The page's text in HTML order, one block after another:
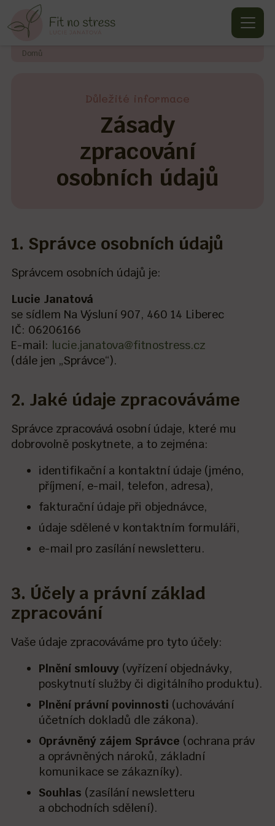
Domů
Důležité informace
Zásady
zpracování
osobních údajů
1. Správce osobních údajů
Správcem osobních údajů je:
Lucie Janatová
se sídlem Na Výsluní 907, 460 14 Liberec
IČ: 06206166
E-mail: lucie.janatova@fitnostress.cz
(dále jen „Správce“).
2. Jaké údaje zpracováváme
Správce zpracovává osobní údaje, které mu
dobrovolně poskytnete, a to zejména:
identifikační a kontaktní údaje (jméno,
příjmení, e-mail, telefon, adresa),
fakturační údaje při objednávce,
údaje sdělené v kontaktním formuláři,
e-mail pro zasílání newsletteru.
3. Účely a právní základ
zpracování
Vaše údaje zpracováváme pro tyto účely:
Plnění smlouvy (vyřízení objednávky,
poskytnutí služby či digitálního produktu).
Plnění právní povinnosti (uchovávání
účetních dokladů dle zákona).
Oprávněný zájem Správce (ochrana práv
a oprávněných nároků, základní
komunikace se zákazníky).
Souhlas (zasílání newsletteru
a obchodních sdělení).